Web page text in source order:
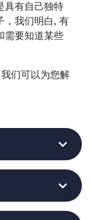
具有自己独特
，我们明白, 有
需要知道某些
们可以为您解